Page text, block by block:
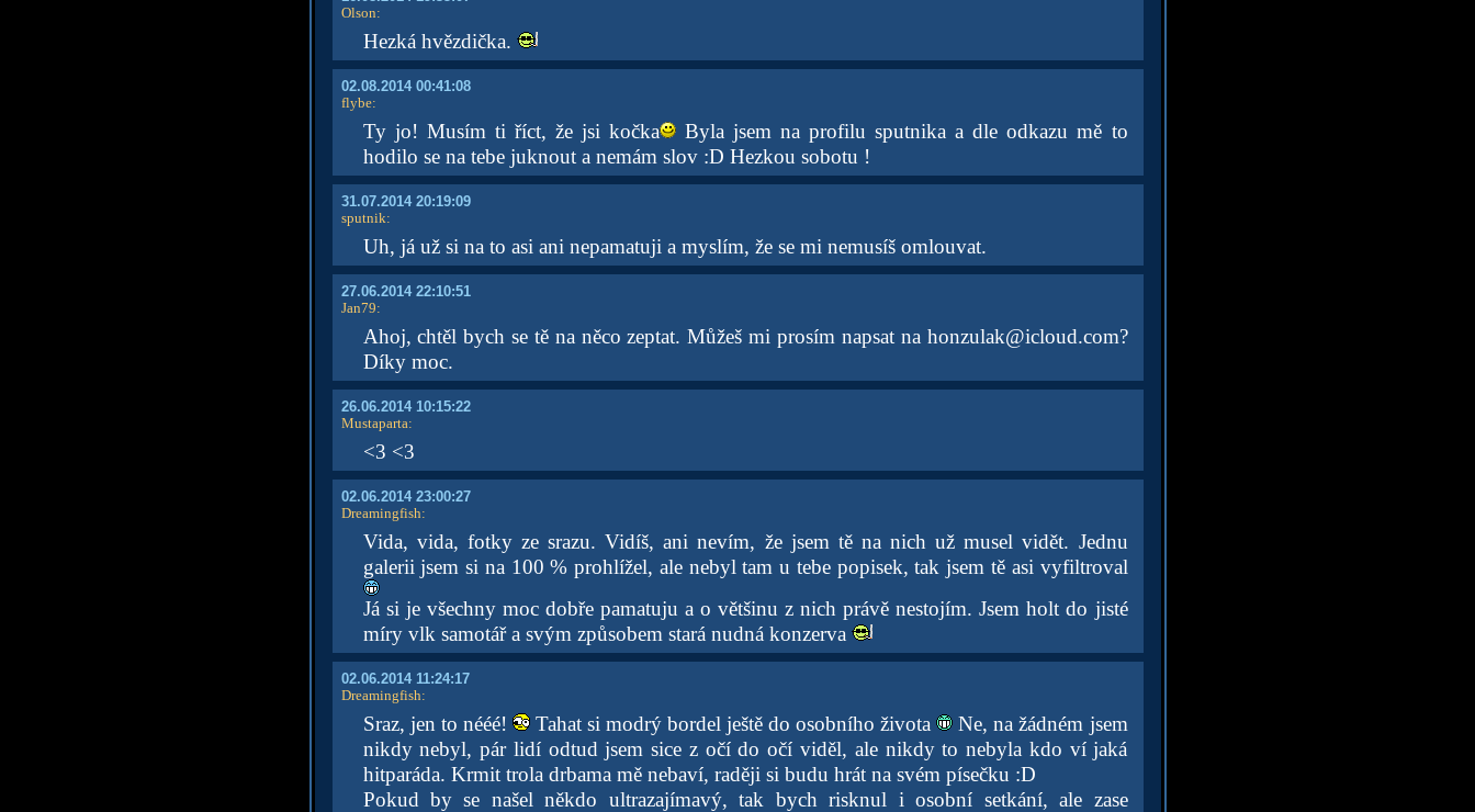
Olson:
Hezká hvězdička.
02.08.2014 00:41:08
flybe:
Ty jo! Musím ti říct, že jsi kočka
Byla jsem na profilu sputnika a dle odkazu mě to
hodilo se na tebe juknout a nemám slov :D Hezkou sobotu !
31.07.2014 20:19:09
sputnik:
Uh, já už si na to asi ani nepamatuji a myslím, že se mi nemusíš omlouvat.
27.06.2014 22:10:51
Jan79:
Ahoj, chtěl bych se tě na něco zeptat. Můžeš mi prosím napsat na honzulak@icloud.com?
Díky moc.
26.06.2014 10:15:22
Mustaparta:
<3 <3
02.06.2014 23:00:27
Dreamingfish:
Vida, vida, fotky ze srazu. Vidíš, ani nevím, že jsem tě na nich už musel vidět. Jednu
galerii jsem si na 100 % prohlížel, ale nebyl tam u tebe popisek, tak jsem tě asi vyfiltroval
Já si je všechny moc dobře pamatuju a o většinu z nich právě nestojím. Jsem holt do jisté
míry vlk samotář a svým způsobem stará nudná konzerva
02.06.2014 11:24:17
Dreamingfish:
Sraz, jen to nééé! Tahat si modrý bordel ještě do osobního života
Ne, na žádném jsem
nikdy nebyl, pár lidí odtud jsem sice z očí do očí viděl, ale nikdy to nebyla kdo ví jaká
hitparáda. Krmit trola drbama mě nebaví, raději si budu hrát na svém písečku :D
Pokud by se našel někdo ultrazajímavý, tak bych risknul i osobní setkání, ale zase